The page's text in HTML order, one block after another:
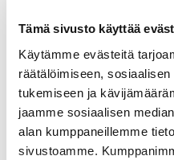
Tämä sivusto käyttää
Käytämme evästeitä
räätälöimiseen,
tukemiseen ja
jaamme sosiaalisen
alan kumppaneillemme
sivustoamme.
VÄITÖSTIEDOTE